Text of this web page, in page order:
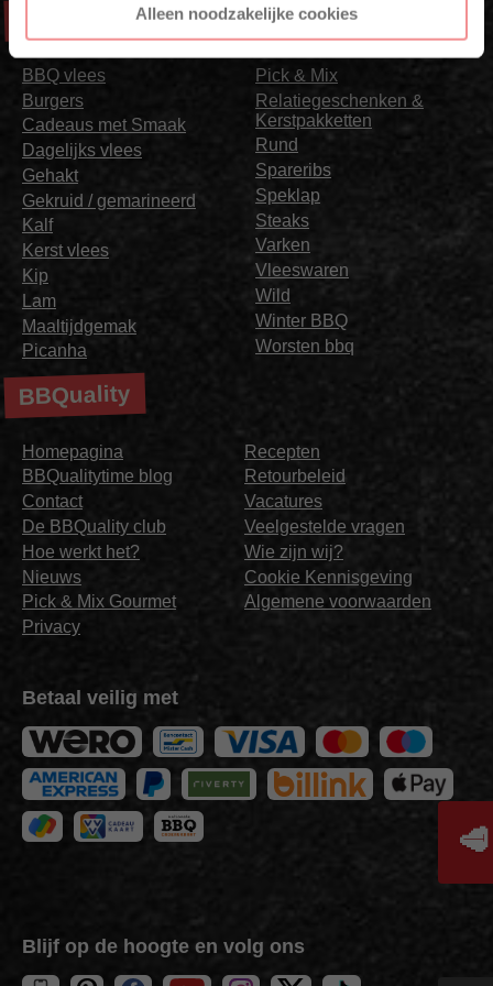
Alleen noodzakelijke cookies
BBQ vlees
Burgers
Cadeaus met Smaak
Dagelijks vlees
Gehakt
Gekruid / gemarineerd
Kalf
Kerst vlees
Kip
Lam
Maaltijdgemak
Picanha
Pick & Mix
Relatiegeschenken &
Kerstpakketten
Rund
Spareribs
Speklap
Steaks
Varken
Vleeswaren
Wild
Winter BBQ
Worsten bbq
BBQuality
Homepagina
BBQualitytime blog
Contact
De BBQuality club
Hoe werkt het?
Nieuws
Pick & Mix Gourmet
Privacy
Recepten
Retourbeleid
Vacatures
Veelgestelde vragen
Wie zijn wij?
Cookie Kennisgeving
Algemene voorwaarden
Betaal veilig met
Blijf op de hoogte en volg ons
🥩